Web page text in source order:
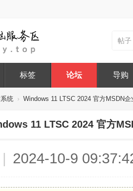
帖子
标签 论坛 导购
统 › Windows 11 LTSC 2024 官方MSDN
11 LTSC 2024 官方
| 2024-10-9